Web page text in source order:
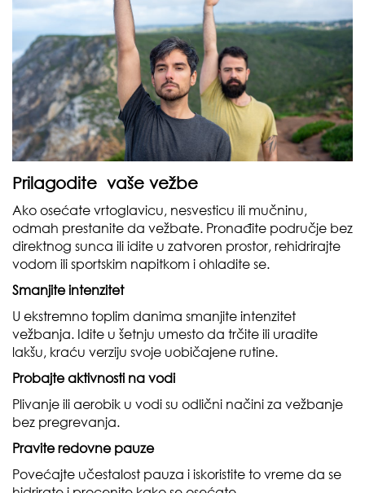
Prilagodite vaše vežbe
Ako osećate vrtoglavicu, nesvesticu ili mučninu,
odmah prestanite da vežbate. Pronađite područje bez
direktnog sunca ili idite u zatvoren prostor, rehidrirajte
vodom ili sportskim napitkom i ohladite se.
Smanjite intenzitet
U ekstremno toplim danima smanjite intenzitet
vežbanja. Idite u šetnju umesto da trčite ili uradite
lakšu, kraću verziju svoje uobičajene rutine.
Probajte aktivnosti na vodi
Plivanje ili aerobik u vodi su odlični načini za vežbanje
bez pregrevanja.
Pravite redovne pauze
Povećajte učestalost pauza i iskoristite to vreme da se